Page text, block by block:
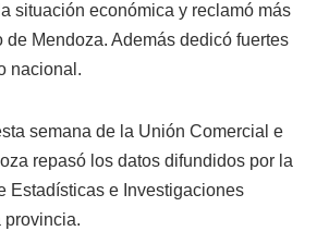
situación económica y reclamó más
de Mendoza. Además dedicó fuertes
nacional.
semana de la Unión Comercial e
repasó los datos difundidos por la
Estadísticas e Investigaciones
provincia.